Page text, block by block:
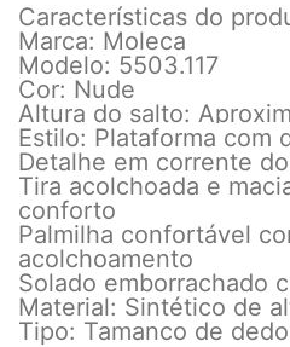
Características do
Marca: Moleca
Modelo: 5503.117
Cor: Nude
Altura do salto:
Estilo: Plataforma com
Detalhe em corrente
Tira acolchoada e
conforto
Palmilha confortável
acolchoamento
Solado emborrachado
Material: Sintético de
Tipo: Tamanco de